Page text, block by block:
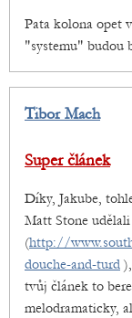
Pata kolona opet
"systemu" budou
Tibor Mach
Super článek
Díky, Jakube,
Matt Stone
(http://
douche-and-turd
tvůj článek to
melodramaticky,